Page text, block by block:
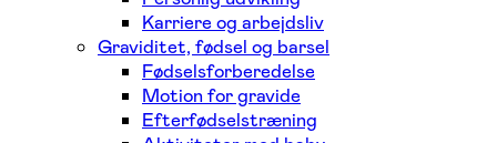
Karriere og arbejdsliv
Graviditet, fødsel og barsel
Fødselsforberedelse
Motion for gravide
Efterfødselstræning